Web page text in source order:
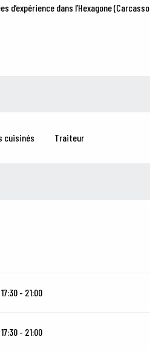
dans l’Hexagone
cuisinés Traiteur
17:30 - 21:00
17:30 - 21:00